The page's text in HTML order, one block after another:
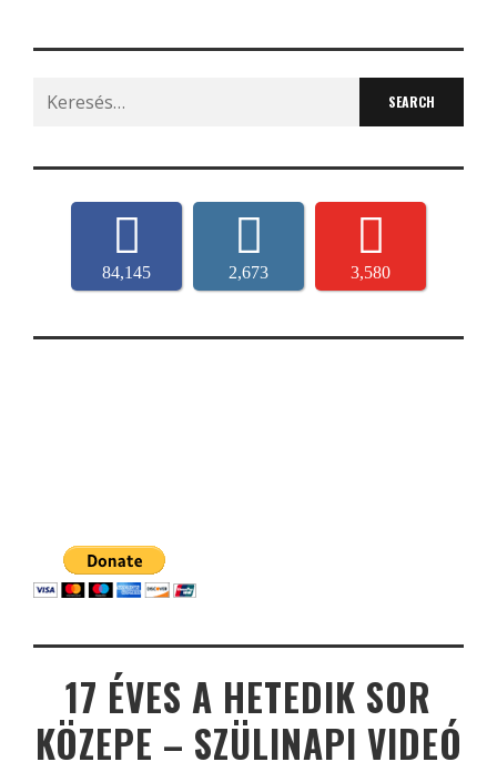
Search
for:
84,145 2,673 3,580
17 ÉVES A HETEDIK SOR
KÖZEPE – SZÜLINAPI VIDEÓ